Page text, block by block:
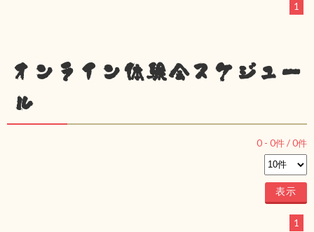
1
オンライン体験会スケジュー
ル
0 - 0件 /0件
1